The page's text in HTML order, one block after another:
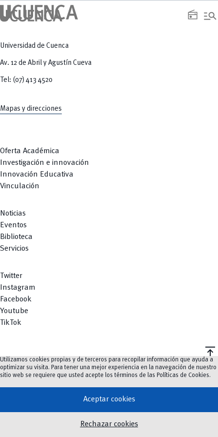
radio manage_search
Universidad de Cuenca
Av. 12 de Abril y Agustín Cueva
Tel: (07) 413 4520
Mapas y direcciones
Oferta Académica
Investigación e innovación
Innovación Educativa
Vinculación
Noticias
Eventos
Biblioteca
Servicios
Twitter
Instagram
Facebook
Youtube
TikTok
vertical_align_top
©2023-2026UCuenca.
Utilizamos cookies propias y de terceros para recopilar información que ayuda a
optimizar su visita. Para tener una mejor experiencia en la navegación de nuestro
sitio web se requiere que usted acepte los términos de las Políticas de Cookies.
Aceptar cookies
Rechazar cookies